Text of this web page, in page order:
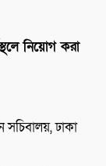
নিয়োগ করা
ঢাকা